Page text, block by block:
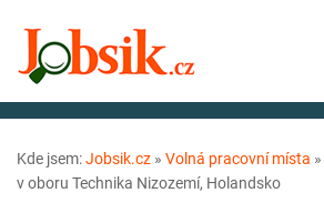
Kde jsem:Jobsik.cz » Volná pracovní místa »
v oboru Technika Nizozemí, Holandsko